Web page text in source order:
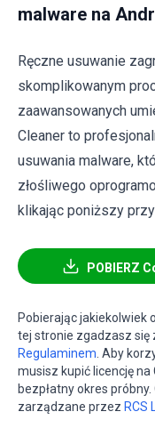
malware na
Ręczne usuwanie
skomplikowanym
zaawansowanych
Cleaner to
usuwania malware,
złośliwego
klikając poniższy
POBIERZ
Pobierając jakiekolwiek
tej stronie zgadzasz się
Regulaminem. Aby
musisz kupić licencję
bezpłatny okres
zarządzane przez RCS